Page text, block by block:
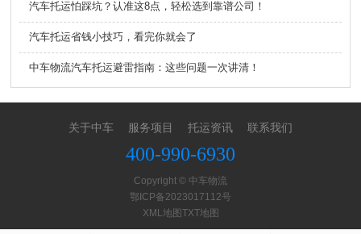
汽车托运怕踩坑？认准这8点，轻松选到靠谱公司！
汽车托运省钱小技巧，看完你就会了
中车物流汽车托运避雷指南：这些问题一次讲清！
关于中车 服务项目 托运资讯 联系我们
400-990-6930
Copyright © 中车物流
鄂ICP备2023017112号
XML地图 TXT地图